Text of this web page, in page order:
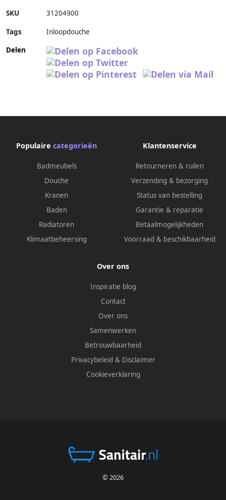
SKU 31204900
Tags
Inloopdouche
Delen
Populaire categorieën
Badmeubels
Douche
Kranen
Baden
Radiatoren
Klimaatbeheersing
Klantenservice
Retourneren & ruilen
Verzending & bezorging
Status van bestelling
Garantie & reparatie
Betaalmogelijkheden
Voorraad & beschikbaarheid
Over ons
Inspiratie blog
Contact
Over ons
Samenwerken
Betrouwbaarheid
Privacybeleid & Disclaimer
Cookieverklaring
© 2026